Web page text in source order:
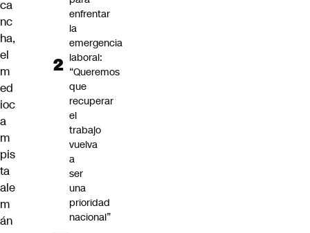
ca
nc
ha,
el
m
ed
ioc
a
m
pis
ta
ale
m
án
enfrentar
la
emergencia
laboral:
“Queremos
que
recuperar
el
trabajo
vuelva
a
ser
una
prioridad
nacional”